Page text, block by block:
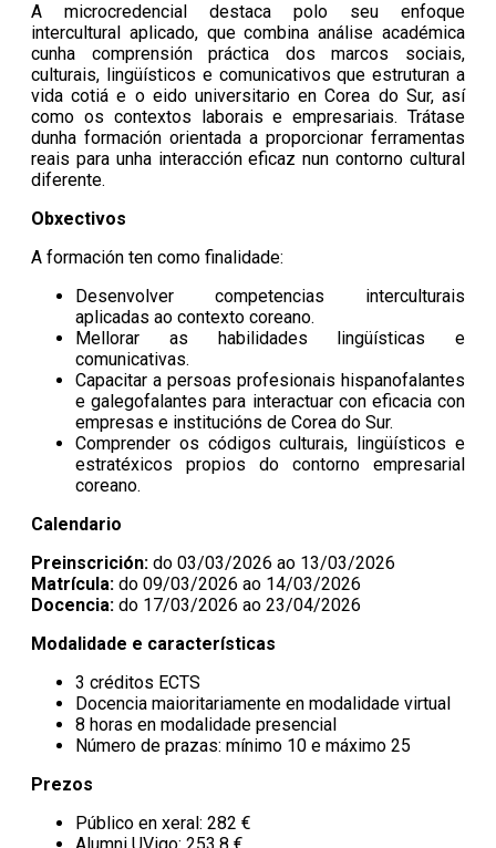
A microcredencial destaca polo seu enfoque
intercultural aplicado, que combina análise académica
cunha comprensión práctica dos marcos sociais,
culturais, lingüísticos e comunicativos que estruturan a
vida cotiá e o eido universitario en Corea do Sur, así
como os contextos laborais e empresariais. Trátase
dunha formación orientada a proporcionar ferramentas
reais para unha interacción eficaz nun contorno cultural
diferente.
Obxectivos
A formación ten como finalidade:
Desenvolver competencias interculturais
aplicadas ao contexto coreano.
Mellorar as habilidades lingüísticas e
comunicativas.
Capacitar a persoas profesionais hispanofalantes
e galegofalantes para interactuar con eficacia con
empresas e institucións de Corea do Sur.
Comprender os códigos culturais, lingüísticos e
estratéxicos propios do contorno empresarial
coreano.
Calendario
Preinscrición: do 03/03/2026 ao 13/03/2026
Matrícula: do 09/03/2026 ao 14/03/2026
Docencia: do 17/03/2026 ao 23/04/2026
Modalidade e características
3 créditos ECTS
Docencia maioritariamente en modalidade virtual
8 horas en modalidade presencial
Número de prazas: mínimo 10 e máximo 25
Prezos
Público en xeral: 282 €